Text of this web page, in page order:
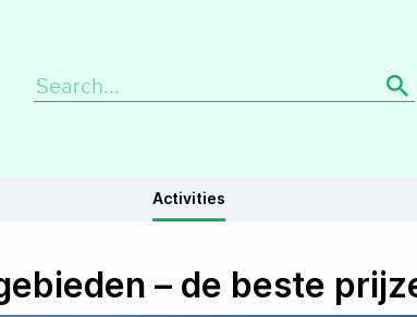
Search
for:
Activities
– de beste